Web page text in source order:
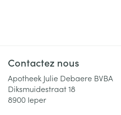
Contactez nous
Apotheek Julie Debaere BVBA
Diksmuidestraat 18
8900 Ieper